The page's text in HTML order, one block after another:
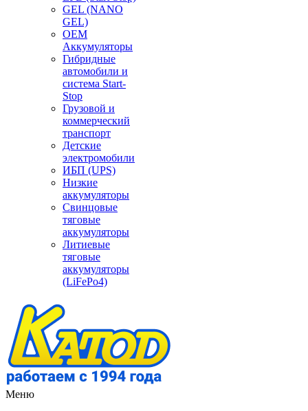
GEL (NANO
GEL)
OEM
Аккумуляторы
Гибридные
автомобили и
система Start-
Stop
Грузовой и
коммерческий
транспорт
Детские
электромобили
ИБП (UPS)
Низкие
аккумуляторы
Свинцовые
тяговые
аккумуляторы
Литиевые
тяговые
аккумуляторы
(LiFePo4)
Меню